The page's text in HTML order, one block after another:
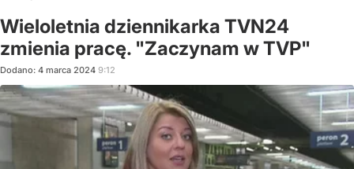
Wieloletnia dziennikarka TVN24
zmienia pracę. "Zaczynam w TVP"
Dodano: 4 marca 2024 9:12